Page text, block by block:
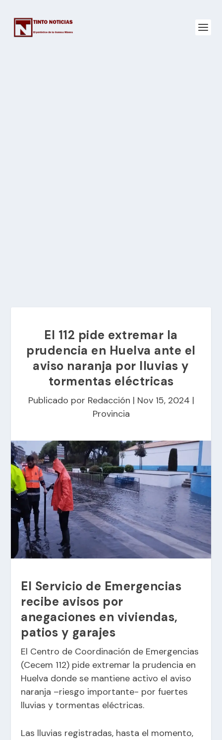
El 112 pide extremar la
prudencia en Huelva ante el
aviso naranja por lluvias y
tormentas eléctricas
Publicado por Redacción | Nov 15, 2024 |
Provincia
El Servicio de Emergencias
recibe avisos por
anegaciones en viviendas,
patios y garajes
El Centro de Coordinación de Emergencias
(Cecem 112) pide extremar la prudencia en
Huelva donde se mantiene activo el aviso
naranja –riesgo importante- por fuertes
lluvias y tormentas eléctricas.
Las lluvias registradas, hasta el momento,